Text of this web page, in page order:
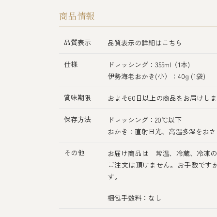
商品情報
品質表示 品質表示の詳細はこちら
仕様
ドレッシング：355ml（1本)
伊勢海老おかき(小）：40g (1袋)
賞味期限 およそ60日以上の商品をお届けし
保存方法
ドレッシング：20℃以下
おかき：直射日光、高温多湿をお
その他
お届け商品は 常温、冷蔵、冷凍
ご注文は頂けません。お手数です
す。
梱包手数料：なし